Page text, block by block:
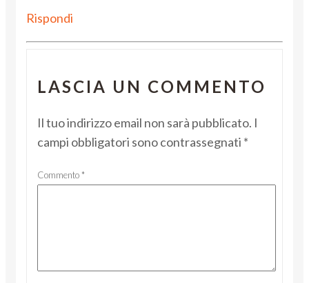
Rispondi
LASCIA UN COMMENTO
Il tuo indirizzo email non sarà pubblicato. I
campi obbligatori sono contrassegnati *
Commento *